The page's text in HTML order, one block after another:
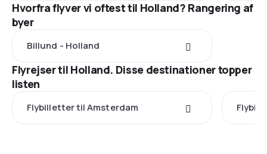
Hvorfra flyver vi oftest til Holland? Rangering af
byer
Billund - Holland
Flyrejser til Holland. Disse destinationer topper
listen
Flybilletter til Amsterdam